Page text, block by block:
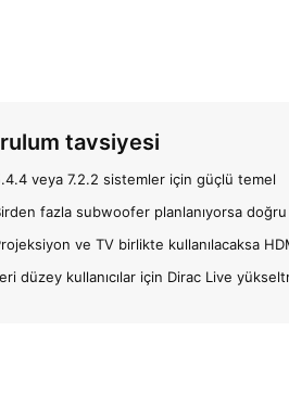
tavsiyesi
veya 7.2.2 sistemler için güçlü temel
fazla subwoofer planlanıyorsa
ve TV birlikte kullanılacaksa
düzey kullanıcılar için Dirac Live